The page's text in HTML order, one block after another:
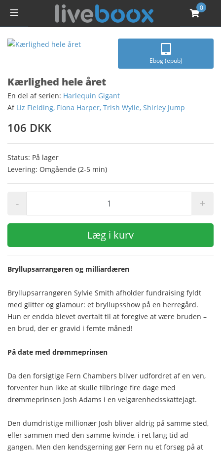
0
Ebog (epub)
Kærlighed hele året
En del af serien: Harlequin Gigant
Af Liz Fielding, Fiona Harper, Trish Wylie, Shirley Jump
106 DKK
Status: På lager
Levering: Omgående (2-5 min)
- +
Læg i kurv
Bryllupsarrangøren og milliardæren
Bryllupsarrangøren Sylvie Smith afholder fundraising fyldt
med glitter og glamour: et bryllupsshow på en herregård.
Hun er endda blevet overtalt til at foregive at være bruden –
en brud, der er gravid i femte måned!
På date med drømmeprinsen
Da den forsigtige Fern Chambers bliver udfordret af en ven,
forventer hun ikke at skulle tilbringe fire dage med
drømmeprinsen Josh Adams i en velgørenhedsskattejagt.
Den dumdristige millionær Josh bliver aldrig på samme sted,
eller sammen med den samme kvinde, i ret lang tid ad
gangen. Men den kendsgerning gør Fern nu et forsøg på at